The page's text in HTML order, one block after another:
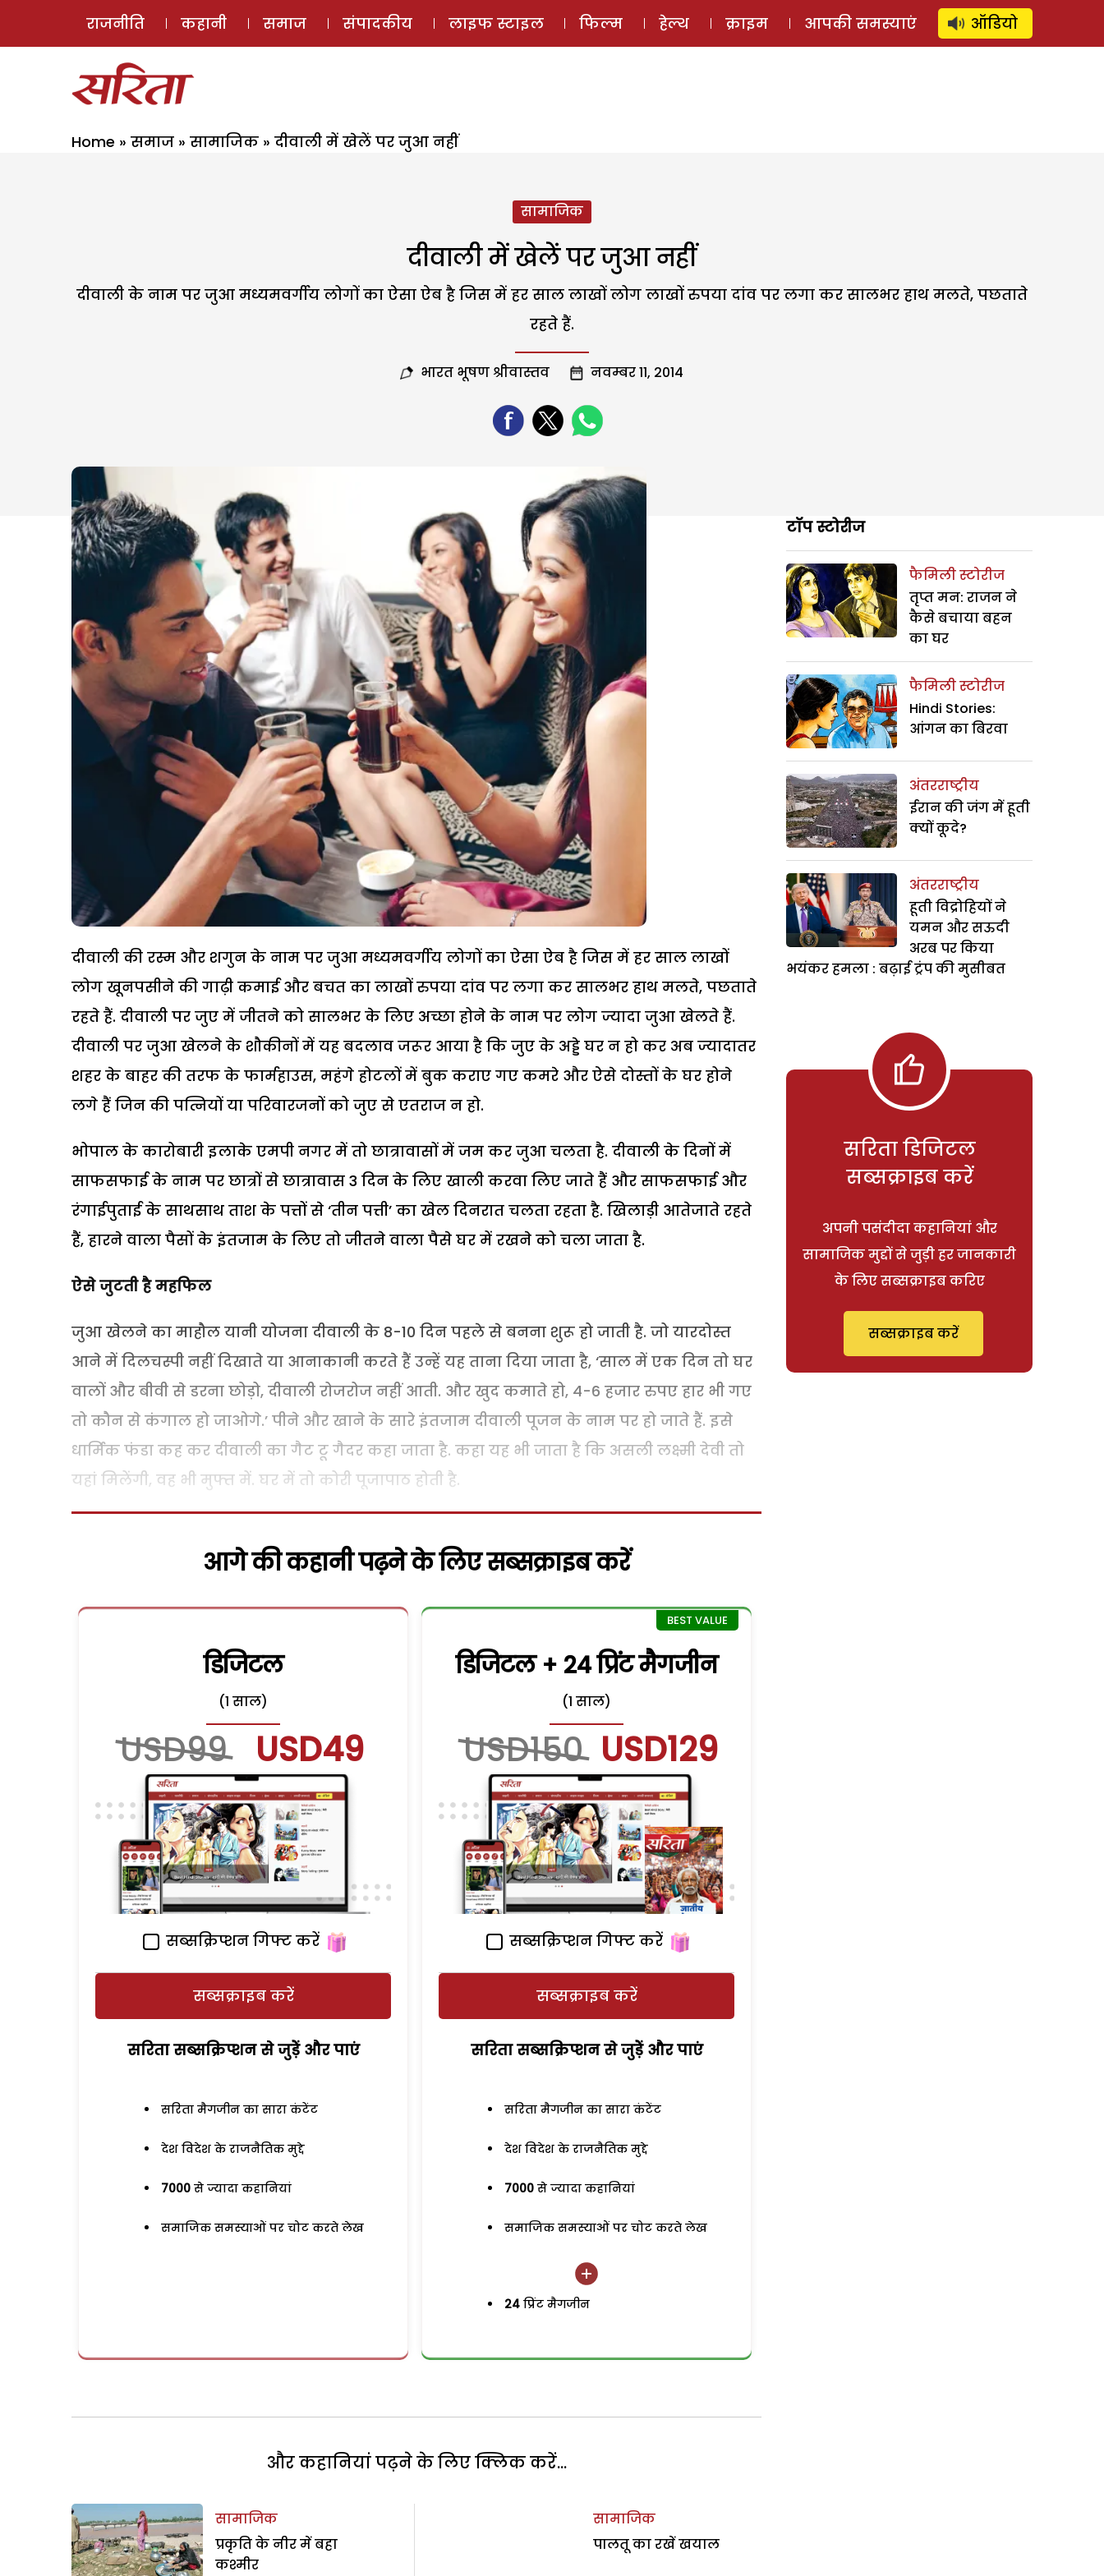
ई-मैगज़ीन ऑडियो स्टोरी लॉग इन ⚲ SUBSCRIBE
राजनीति कहानी समाज संपादकीय लाइफ स्टाइल फिल्म हेल्थ क्राइम आपकी समस्याएं ऑडियो
Home » समाज » सामाजिक » दीवाली में खेलें पर जुआ नहीं
सामाजिक
दीवाली में खेलें पर जुआ नहीं
दीवाली के नाम पर जुआ मध्यमवर्गीय लोगों का ऐसा ऐब है जिस में हर साल लाखों लोग लाखों रुपया दांव पर लगा कर सालभर हाथ मलते, पछताते
रहते हैं.
भारत भूषण श्रीवास्तव नवम्बर 11, 2014
दीवाली की रस्म और शगुन के नाम पर जुआ मध्यमवर्गीय लोगों का ऐसा ऐब है जिस में हर साल लाखों
लोग खूनपसीने की गाढ़ी कमाई और बचत का लाखों रुपया दांव पर लगा कर सालभर हाथ मलते, पछताते
रहते हैं. दीवाली पर जुए में जीतने को सालभर के लिए अच्छा होने के नाम पर लोग ज्यादा जुआ खेलते हैं.
दीवाली पर जुआ खेलने के शौकीनों में यह बदलाव जरूर आया है कि जुए के अड्डे घर न हो कर अब ज्यादातर
शहर के बाहर की तरफ के फार्महाउस, महंगे होटलों में बुक कराए गए कमरे और ऐसे दोस्तों के घर होने
लगे हैं जिन की पत्नियों या परिवारजनों को जुए से एतराज न हो.
भोपाल के कारोबारी इलाके एमपी नगर में तो छात्रावासों में जम कर जुआ चलता है. दीवाली के दिनों में
साफसफाई के नाम पर छात्रों से छात्रावास 3 दिन के लिए खाली करवा लिए जाते हैं और साफसफाई और
रंगाईपुताई के साथसाथ ताश के पत्तों से ‘तीन पत्ती’ का खेल दिनरात चलता रहता है. खिलाड़ी आतेजाते रहते
हैं, हारने वाला पैसों के इंतजाम के लिए तो जीतने वाला पैसे घर में रखने को चला जाता है.
ऐसे जुटती है महफिल
जुआ खेलने का माहौल यानी योजना दीवाली के 8-10 दिन पहले से बनना शुरू हो जाती है. जो यारदोस्त
आने में दिलचस्पी नहीं दिखाते या आनाकानी करते हैं उन्हें यह ताना दिया जाता है, ‘साल में एक दिन तो घर
वालों और बीवी से डरना छोड़ो, दीवाली रोजरोज नहीं आती. और खुद कमाते हो, 4-6 हजार रुपए हार भी गए
तो कौन से कंगाल हो जाओगे.’ पीने और खाने के सारे इंतजाम दीवाली पूजन के नाम पर हो जाते हैं. इसे
धार्मिक फंडा कह कर दीवाली का गैट टू गैदर कहा जाता है. कहा यह भी जाता है कि असली लक्ष्मी देवी तो
यहां मिलेंगी, वह भी मुफ्त में. घर में तो कोरी पूजापाठ होती है.
आगे की कहानी पढ़ने के लिए सब्सक्राइब करें
डिजिटल
(1 साल)
USD99 USD49
सब्सक्रिप्शन गिफ्ट करें
सब्सक्राइब करें
सरिता सब्सक्रिप्शन से जुड़ेें और पाएं
सरिता मैगजीन का सारा कंटेंट
देश विदेश के राजनैतिक मुद्दे
7000 से ज्यादा कहानियां
समाजिक समस्याओं पर चोट करते लेख
डिजिटल + 24 प्रिंट मैगजीन
(1 साल)
USD150 USD129
सब्सक्रिप्शन गिफ्ट करें
सब्सक्राइब करें
सरिता सब्सक्रिप्शन से जुड़ेें और पाएं
सरिता मैगजीन का सारा कंटेंट
देश विदेश के राजनैतिक मुद्दे
7000 से ज्यादा कहानियां
समाजिक समस्याओं पर चोट करते लेख
24 प्रिंट मैगजीन
और कहानियां पढ़ने के लिए क्लिक करें...
सामाजिक
प्रकृति के नीर में बहा
कश्मीर
सामाजिक
पालतू का रखें खयाल
टॉप स्टोरीज
फैमिली स्टोरीज
तृप्त मन: राजन ने
कैसे बचाया बहन
का घर
फैमिली स्टोरीज
Hindi Stories:
आंगन का बिरवा
अंतरराष्ट्रीय
ईरान की जंग में हूती
क्यों कूदे?
अंतरराष्ट्रीय
हूती विद्रोहियों ने
यमन और सऊदी
अरब पर किया
भयंकर हमला : बढ़ाई ट्रंप की मुसीबत
सरिता डिजिटल
सब्सक्राइब करें
अपनी पसंदीदा कहानियां और
सामाजिक मुद्दों से जुड़ी हर जानकारी
के लिए सब्सक्राइब करिए
सब्सक्राइब करें